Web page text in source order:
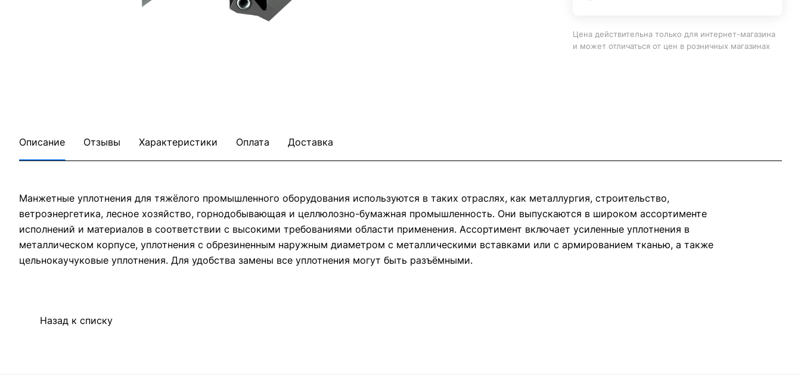
Цена действительна только для интернет-магазина
и может отличаться от цен в розничных магазинах
Описание Отзывы Характеристики Оплата Доставка
Манжетные уплотнения для тяжёлого промышленного оборудования используются в таких отраслях, как металлургия, строительство,
ветроэнергетика, лесное хозяйство, горнодобывающая и целлюлозно-бумажная промышленность. Они выпускаются в широком ассортименте
исполнений и материалов в соответствии с высокими требованиями области применения. Ассортимент включает усиленные уплотнения в
металлическом корпусе, уплотнения с обрезиненным наружным диаметром с металлическими вставками или с армированием тканью, а также
цельнокаучуковые уплотнения. Для удобства замены все уплотнения могут быть разъёмными.
Назад к списку